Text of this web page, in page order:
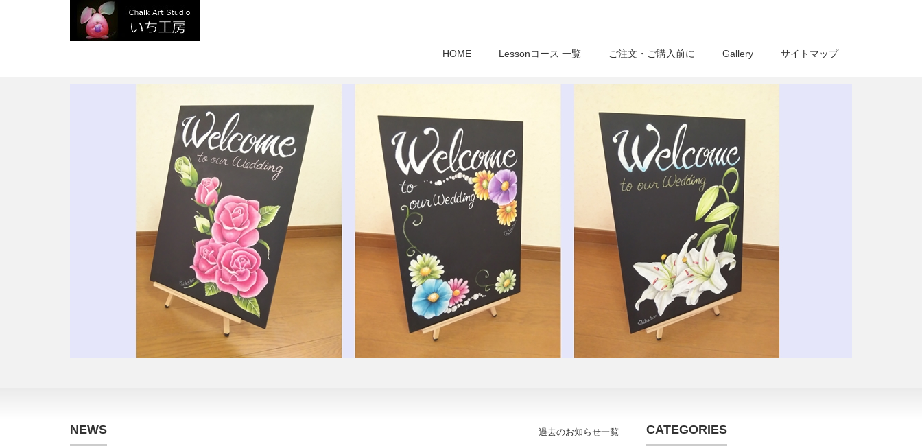
HOME Lessonコース 一覧 ご注文・ご購入前に Gallery サイトマップ
NEWS 過去のお知らせ一覧 CATEGORIES